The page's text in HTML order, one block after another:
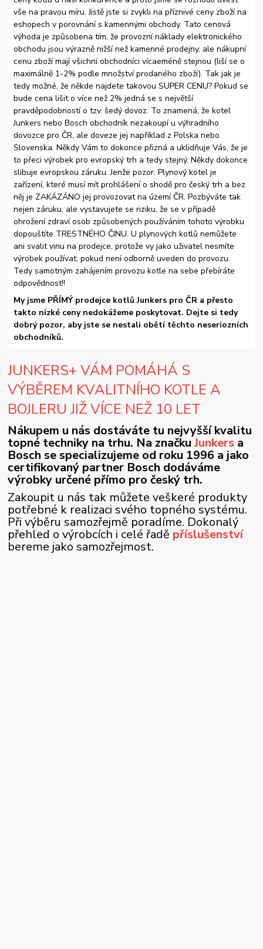
vše na pravou míru. Jistě jste si zvykli na příznivé ceny zboží na
eshopech v porovnání s kamennými obchody. Tato cenová
výhoda je způsobena tím, že provozní náklady elektronického
obchodu jsou výrazně nižší než kamenné prodejny, ale nákupní
cenu zboží mají všichni obchodníci vícaeméně stejnou (liší se o
maximálně 1-2% podle množství prodaného zboží). Tak jak je
tedy možné, že někde najdete takovou SUPER CENU? Pokud se
bude cena lišit o více než 2% jedná se s největší
pravděpodobností o tzv. šedý dovoz. To znamená, že kotel
Junkers nebo Bosch obchodník nezakoupí u výhradního
dovozce pro ČR, ale doveze jej například z Polska nebo
Slovenska. Někdy Vám to dokonce přizná a uklidňuje Vás, že je
to přeci výrobek pro evropský trh a tedy stejný. Někdy dokonce
slibuje evropskou záruku. Jenže pozor. Plynový kotel je
zařízení, které musí mít prohlášení o shodě pro český trh a bez
něj je ZAKÁZÁNO jej provozovat na území ČR. Pozbýváte tak
nejen záruku, ale vystavujete se riziku, že se v případě
ohrožení zdraví osob způsobených používáním tohoto výrobku
dopouštíte TRESTNÉHO ČINU. U plynových kotlů nemůžete
ani svalit vinu na prodejce, protože vy jako uživatel nesmíte
výrobek používat, pokud není odborně uveden do provozu.
Tedy samotným zahájením provozu kotle na sebe přebíráte
odpovědnost!!
My jsme PŘÍMÝ prodejce kotlů Junkers pro ČR a přesto
takto nízké ceny nedokážeme poskytovat. Dejte si tedy
dobrý pozor, aby jste se nestali obětí těchto neseriozních
obchodníků.
JUNKERS+ VÁM POMÁHÁ S
VÝBĚREM KVALITNÍHO KOTLE A
BOJLERU JIŽ VÍCE NEŽ 10 LET
Nákupem u nás dostáváte tu nejvyšší kvalitu
topné techniky na trhu. Na značkuJunkers a
Bosch se specializujeme od roku 1996 a jako
certifikovaný partner Bosch dodáváme
výrobky určené přímo pro český trh.
Zakoupit u nás tak můžete veškeré produkty
potřebné k realizaci svého topného systému.
Při výběru samozřejmě poradíme. Dokonalý
přehled o výrobcích i celé řadě příslušenství
bereme jako samozřejmost.